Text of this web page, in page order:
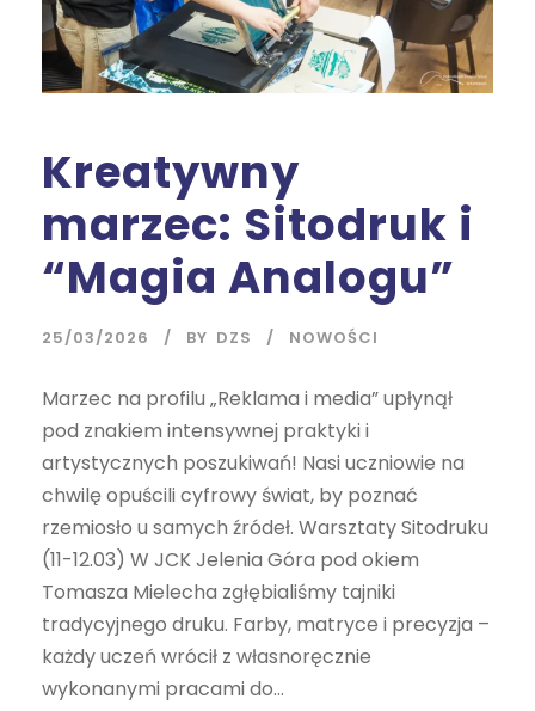
Kreatywny
marzec: Sitodruk i
“Magia Analogu”
25/03/2026 BY DZS NOWOŚCI
Marzec na profilu „Reklama i media” upłynął
pod znakiem intensywnej praktyki i
artystycznych poszukiwań! Nasi uczniowie na
chwilę opuścili cyfrowy świat, by poznać
rzemiosło u samych źródeł. Warsztaty Sitodruku
(11-12.03) W JCK Jelenia Góra pod okiem
Tomasza Mielecha zgłębialiśmy tajniki
tradycyjnego druku. Farby, matryce i precyzja –
każdy uczeń wrócił z własnoręcznie
wykonanymi pracami do...